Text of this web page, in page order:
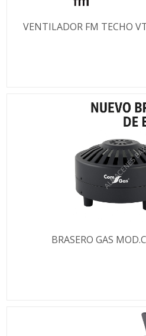
VENTILADOR FM TECHO
BRASERO GAS